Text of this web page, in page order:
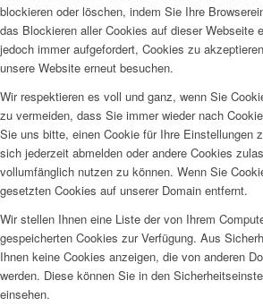
blockieren oder löschen, indem Sie Ihre
das Blockieren aller Cookies auf dieser Webseite
jedoch immer aufgefordert, Cookies zu
unsere Website erneut besuchen.
Wir respektieren es voll und ganz, wenn Sie
zu vermeiden, dass Sie immer wieder nach
Sie uns bitte, einen Cookie für Ihre Einstellungen
sich jederzeit abmelden oder andere Cookies
vollumfänglich nutzen zu können. Wenn Sie
gesetzten Cookies auf unserer Domain entfernt.
Wir stellen Ihnen eine Liste der von Ihrem
gespeicherten Cookies zur Verfügung. Aus
Ihnen keine Cookies anzeigen, die von anderen
werden. Diese können Sie in den
einsehen.